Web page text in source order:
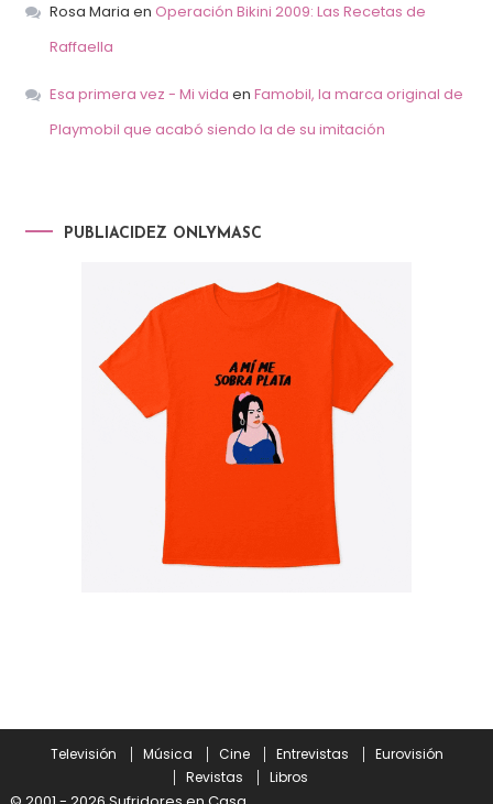
Rosa Maria en Operación Bikini 2009: Las Recetas de
Raffaella
Esa primera vez - Mi vida en Famobil, la marca original de
Playmobil que acabó siendo la de su imitación
PUBLIACIDEZ ONLYMASC
Televisión Música Cine Entrevistas
Eurovisión
Revistas
Libros